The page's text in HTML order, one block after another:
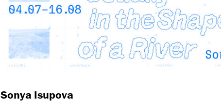
Sonya Isupova